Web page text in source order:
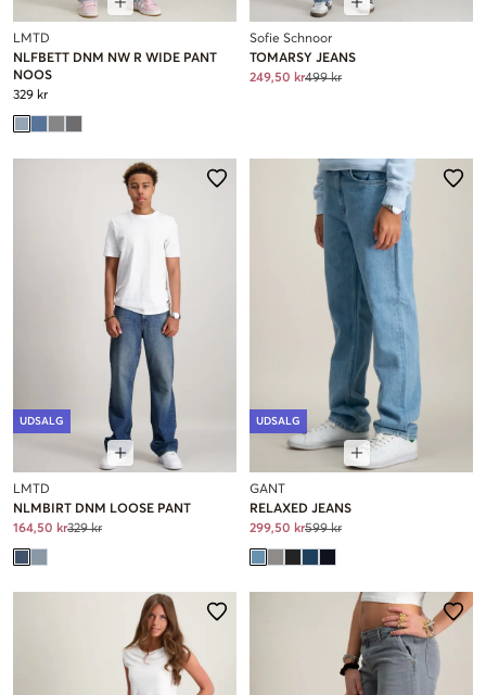
LMTD
NLFBETT DNM NW R WIDE PANT
NOOS
329 kr
Sofie Schnoor
TOMARSY JEANS
249,50 kr499 kr
UDSALG
LMTD
NLMBIRT DNM LOOSE PANT
164,50 kr329 kr
UDSALG
GANT
RELAXED JEANS
299,50 kr599 kr